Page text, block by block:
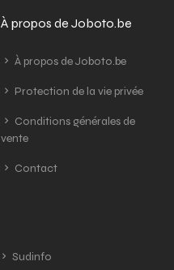
À propos de Joboto.be
À propos de Joboto.be
Protection de la vie privée
Conditions générales de
vente
Contact
Sudinfo